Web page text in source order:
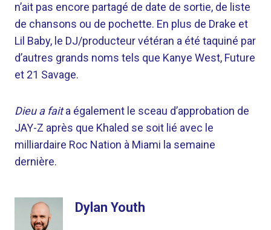
n’ait pas encore partagé de date de sortie, de liste
de chansons ou de pochette. En plus de Drake et
Lil Baby, le DJ/producteur vétéran a été taquiné par
d’autres grands noms tels que Kanye West, Future
et 21 Savage.
Dieu a faita également le sceau d’approbation de
JAY-Z après que Khaled se soit lié avec le
milliardaire Roc Nation à Miami la semaine
dernière.
Dylan Youth